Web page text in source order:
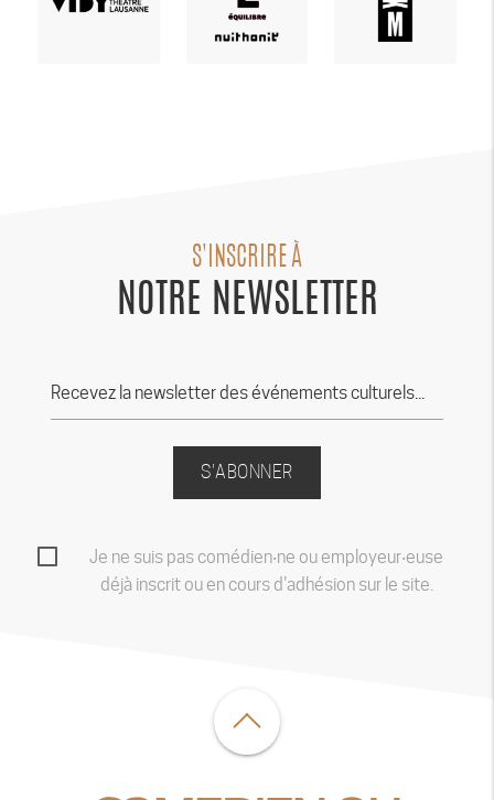
S'INSCRIRE À
NOTRE NEWSLETTER
S'ABONNER
Je ne suis pas comédien‧ne ou employeur‧euse
déjà inscrit ou en cours d'adhésion sur le site.